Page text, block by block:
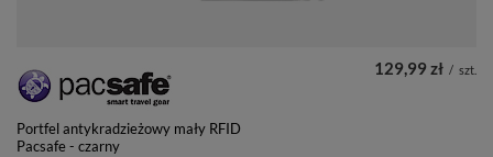
Portfel antykradzieżowy mały RFID
Pacsafe - czarny
129,99 zł / szt.